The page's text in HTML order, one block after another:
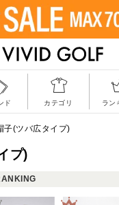
ド カテゴリ ラン
子(ツバ広タイプ)
プ)